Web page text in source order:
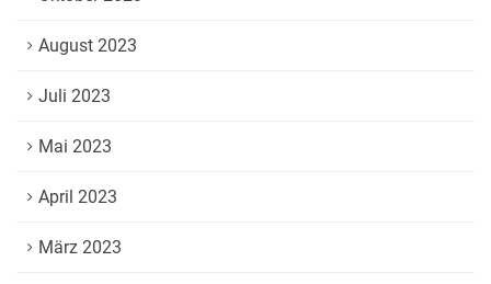
August 2023
Juli 2023
Mai 2023
April 2023
März 2023